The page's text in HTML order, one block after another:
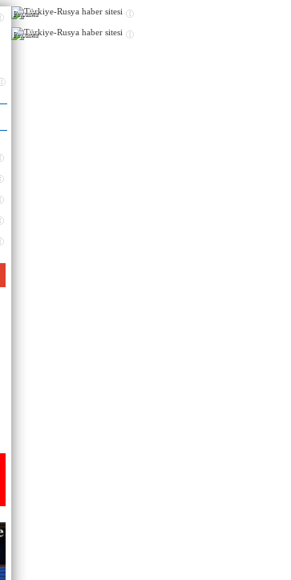
Реклама
Реклама